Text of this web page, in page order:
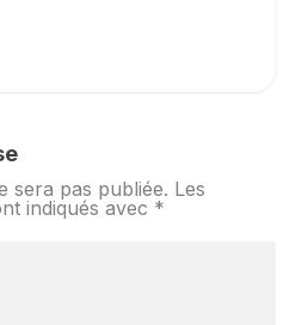
sera pas publiée. Les
indiqués avec *